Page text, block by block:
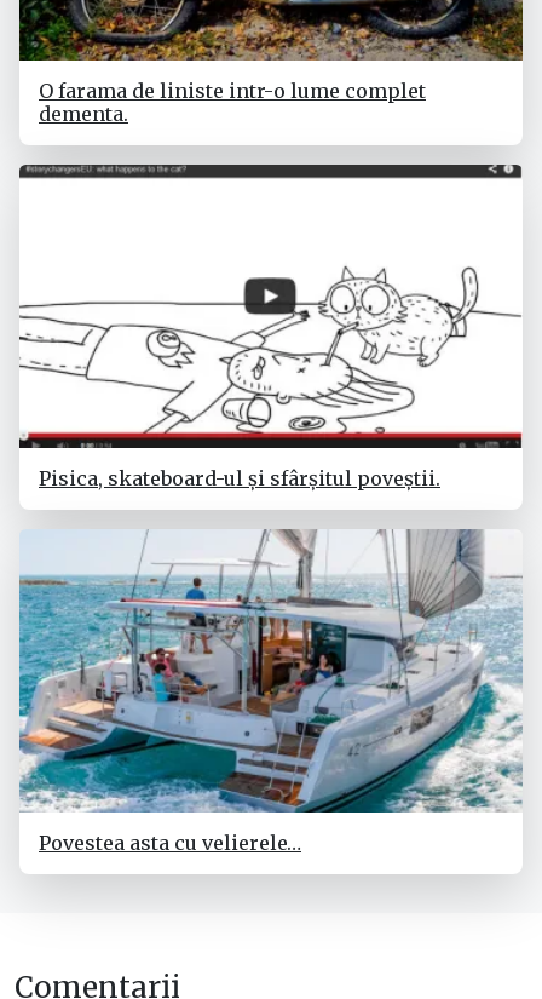
O farama de liniste intr-o lume complet
dementa.
Pisica, skateboard-ul și sfârșitul poveștii.
Povestea asta cu velierele…
Comentarii